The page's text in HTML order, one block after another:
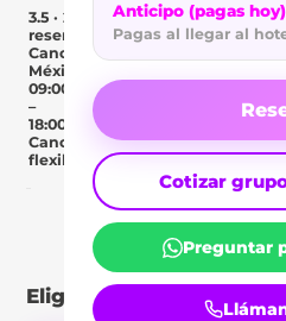
3.5 · 2
reseñas
Cancún,
México
09:00
–
18:00
Cancelación
flexible
Day Pass Descripción
Elige tu tipo de pase
Anticipo (pagas hoy)
Pagas al llegar al
Cotizar
Preguntar